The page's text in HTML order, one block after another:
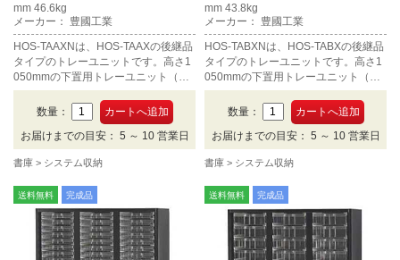
mm 46.6kg
メーカー： 豊國工業
HOS-TAAXNは、HOS-TAAXの後継品
タイプのトレーユニットです。高さ1
050mmの下置用トレーユニット（A4
浅型3列×21段）です。HOSシリーズ
で組み合わせてご利用いただけます。
数量：
お届けまでの目安： 5 ～ 10 営業日
書庫 システム収納
mm 43.8kg
メーカー： 豊國工業
HOS-TABXNは、HOS-TABXの後継品
タイプのトレーユニットです。高さ1
050mmの下置用トレーユニット（A4
深型3列×11段）です。HOSシリーズ
で組み合わせてご利用いただけます。
数量：
お届けまでの目安： 5 ～ 10 営業日
書庫 システム収納
送料無料 完成品 送料無料 完成品